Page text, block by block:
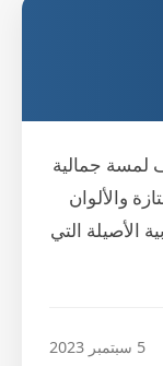
جمالية
والألوان
الأصيلة التي